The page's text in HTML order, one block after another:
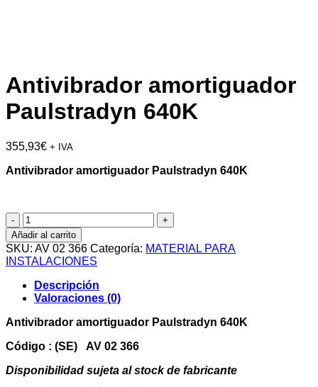
Antivibrador amortiguador
Paulstradyn 640K
355,93€ + IVA
Antivibrador amortiguador Paulstradyn 640K
Antivibrador
amortiguador
Paulstradyn
640K
cantidad
Añadir al carrito
SKU: AV 02 366 Categoría: MATERIAL PARA
INSTALACIONES
Descripción
Valoraciones (0)
Antivibrador amortiguador Paulstradyn 640K
Código : (SE) AV 02 366
Disponibilidad sujeta al stock de fabricante